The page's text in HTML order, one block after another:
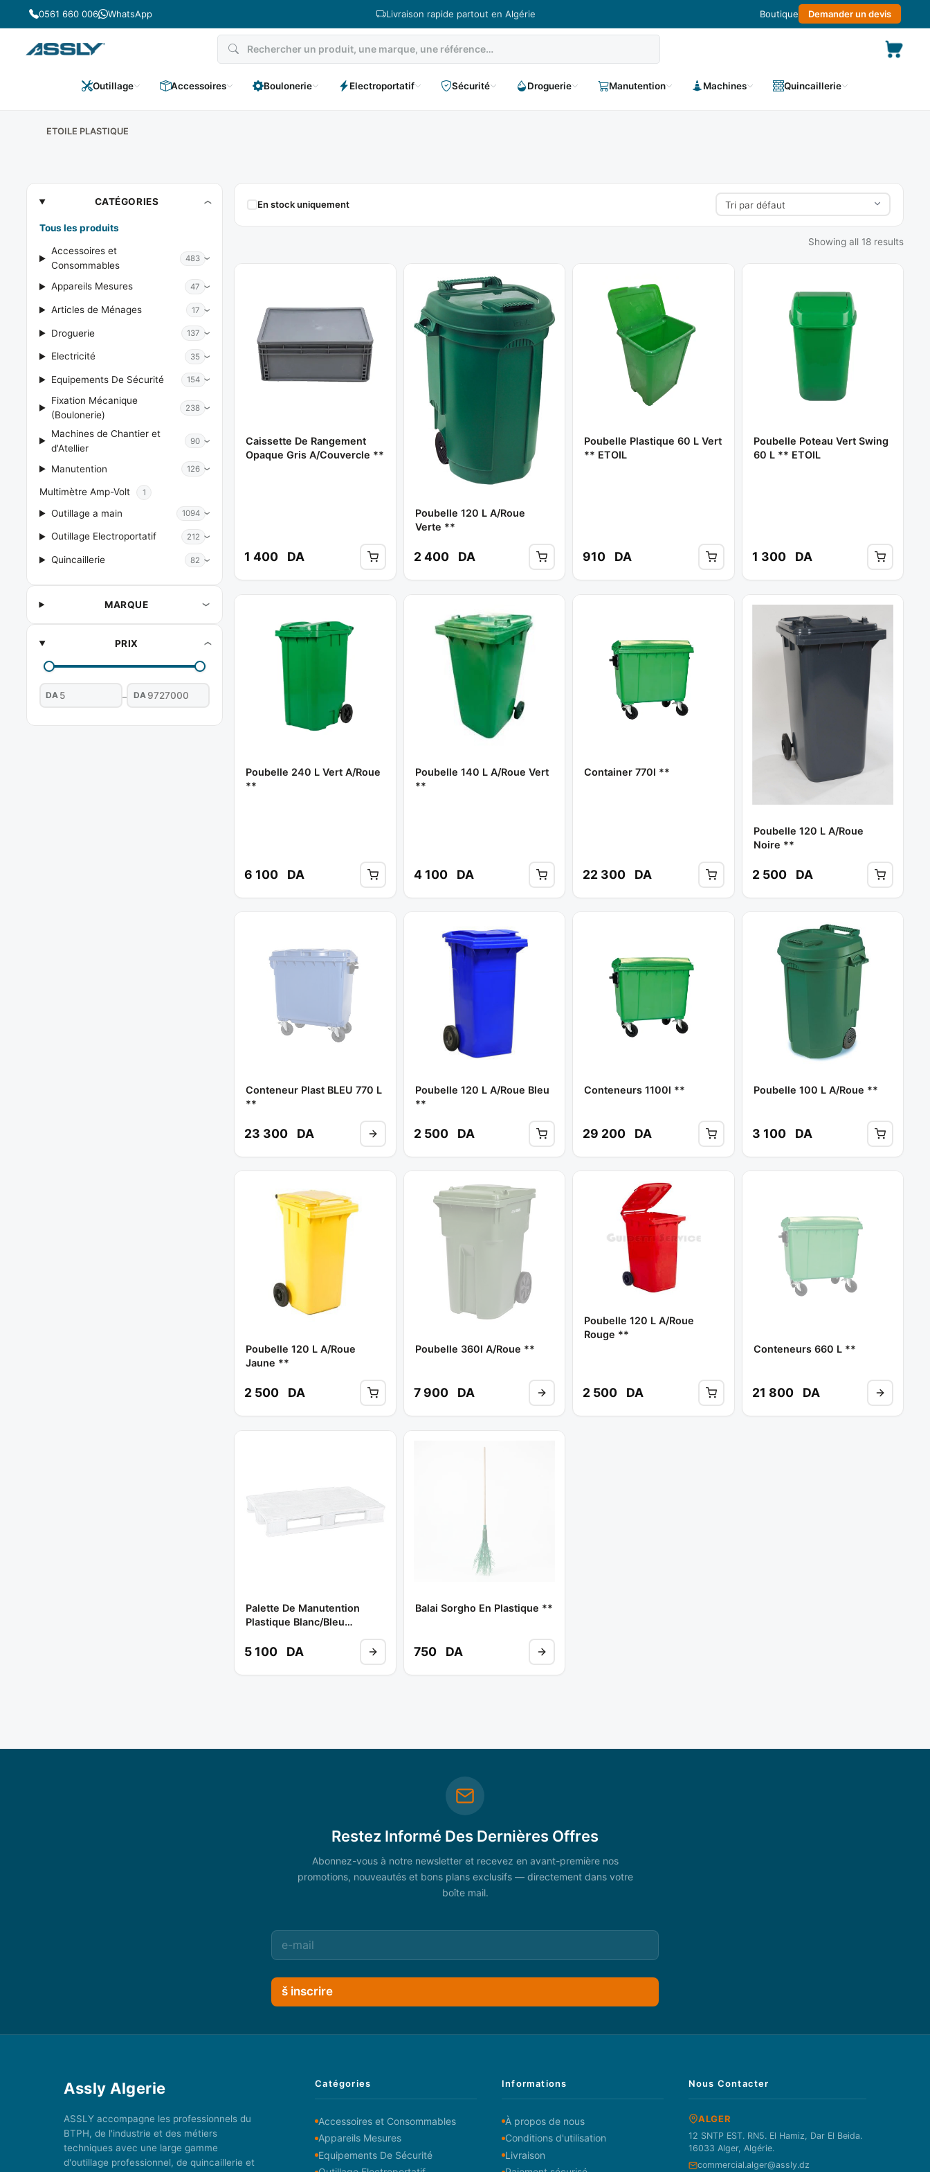
Passer
au
contenu
0561 660 006 WhatsApp Livraison rapide partout en Algérie Boutique Demander un devis
Outillage Accessoires Boulonerie Electroportatif Sécurité Droguerie Manutention Machines Quincaillerie
ETOILE PLASTIQUE
ETOILE
PLASTIQUE
CATÉGORIES
Tous les produits
Accessoires et
Consommables
483
Appareils Mesures 47
Articles de Ménages 17
Droguerie 137
Electricité 35
Equipements De Sécurité 154
Fixation Mécanique
(Boulonerie)
238
Machines de Chantier et
d'Atellier
90
Manutention 126
Multimètre Amp-Volt 1
Outillage a main 1094
Outillage Electroportatif 212
Quincaillerie 82
MARQUE
PRIX
DA – DA
En stock uniquement
Showing all 18 results
Caissette De Rangement
Opaque Gris A/Couvercle **
1 400 DA
Poubelle 120 L A/roue
Verte **
2 400 DA
Poubelle Plastique 60 L Vert
** ETOIL
910 DA
Poubelle Poteau Vert Swing
60 L ** ETOIL
1 300 DA
Poubelle 240 L Vert A/roue
**
6 100 DA
Poubelle 140 L A/roue Vert
**
4 100 DA
Container 770l **
22 300 DA
Poubelle 120 L A/roue
Noire **
2 500 DA
Conteneur Plast BLEU 770 L
**
23 300 DA
Poubelle 120 L A/roue Bleu
**
2 500 DA
Conteneurs 1100l **
29 200 DA
Poubelle 100 L A/roue **
3 100 DA
Poubelle 120 L A/roue
Jaune **
2 500 DA
Poubelle 360l A/roue **
7 900 DA
Poubelle 120 L A/roue
Rouge **
2 500 DA
Conteneurs 660 L **
21 800 DA
Palette De Manutention
Plastique Blanc/bleu
5 100 DA
Balai Sorgho En Plastique **
750 DA
Restez Informé Des Dernières Offres
Abonnez-vous à notre newsletter et recevez en avant-première nos
promotions, nouveautés et bons plans exclusifs — directement dans votre
boîte mail.
š inscrire
Assly Algerie
ASSLY accompagne les professionnels du
BTPH, de l'industrie et des métiers
techniques avec une large gamme
d'outillage professionnel, de quincaillerie et
Catégories
Accessoires et Consommables
Appareils Mesures
Equipements De Sécurité
Informations
À propos de nous
Conditions d'utilisation
Livraison
Nous Contacter
ALGER
12 SNTP EST. RN5. El Hamiz, Dar El Beida.
16033 Alger, Algérie.
commercial.alger@assly.dz